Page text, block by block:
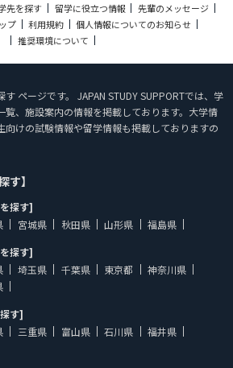
先を探す 留学に役立つ情報
先輩のメッセージ
プ 利用規約
個人情報についてのお知らせ
推奨環境について
ページです。 JAPAN STUDY SUPPORTでは、学
覧、施設案内の情報を掲載しております。大学情
向けの試験情報や留学情報も掲載しておりますの
す】
探す]
宮城県 秋田県 山形県
福島県
探す]
埼玉県 千葉県 東京都
神奈川県
す]
三重県 富山県 石川県
福井県